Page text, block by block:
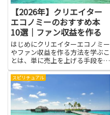
【2026年】クリエイター
エコノミーのおすすめ本
10選｜ファン収益を作る
はじめにクリエイターエコノミー
やファン収益を作る方法を学ぶこ
とは、単に売上を上げる手段を知
る以上の価値があります。読書を
通じて、仕組みや成功事例、失敗
からの学びを得られれば、自分の
コンテンツやファンとの関係をど
う育てるかが見えてきます。プ
ラ...
スピリチュアル